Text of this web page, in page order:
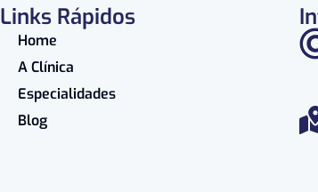
Links Rápidos
Home
A Clínica
Especialidades
Blog